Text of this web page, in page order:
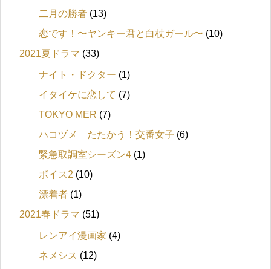
二月の勝者 (13)
恋です！〜ヤンキー君と白杖ガール〜 (10)
2021夏ドラマ (33)
ナイト・ドクター (1)
イタイケに恋して (7)
TOKYO MER (7)
ハコヅメ たたかう！交番女子 (6)
緊急取調室シーズン4 (1)
ボイス2 (10)
漂着者 (1)
2021春ドラマ (51)
レンアイ漫画家 (4)
ネメシス (12)